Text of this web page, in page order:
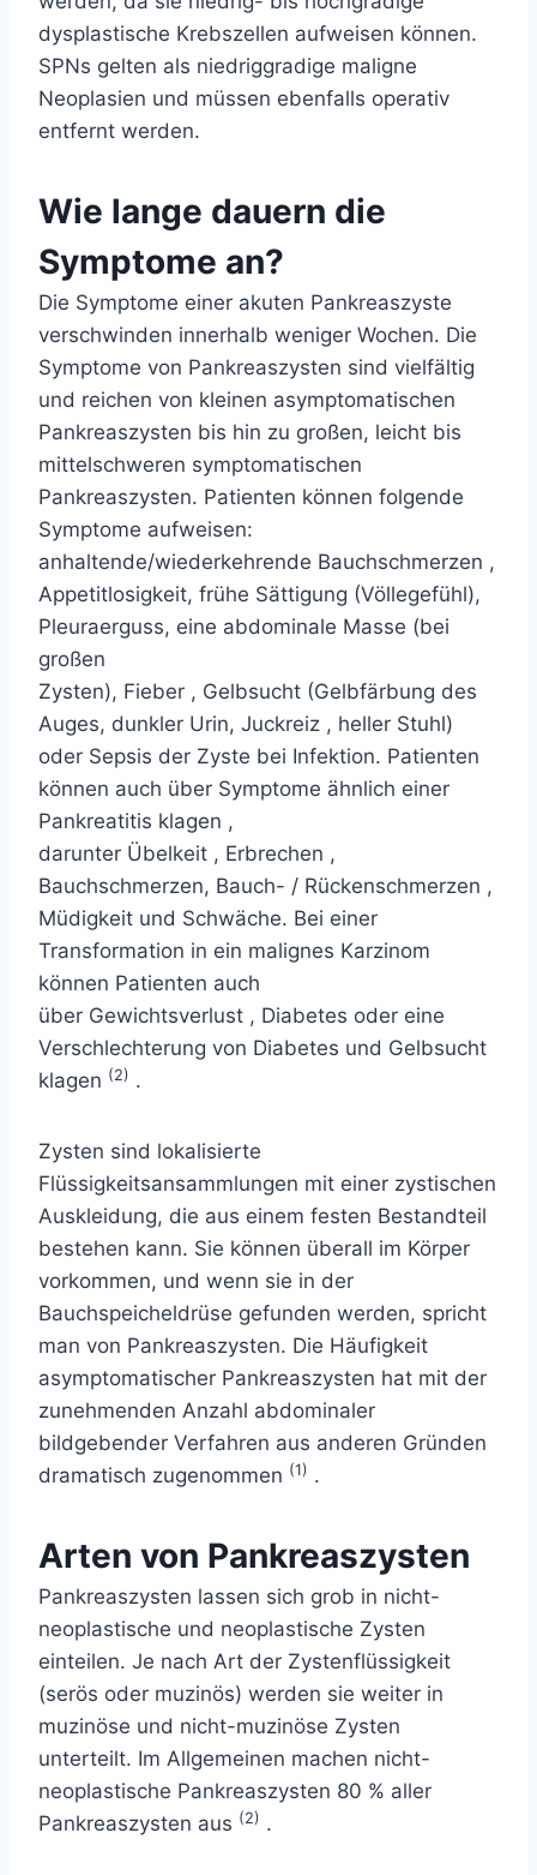
dysplastische Krebszellen aufweisen können.
SPNs gelten als niedriggradige maligne
Neoplasien und müssen ebenfalls operativ
entfernt werden.
Wie lange dauern die
Symptome an?
Die Symptome einer akuten Pankreaszyste
verschwinden innerhalb weniger Wochen. Die
Symptome von Pankreaszysten sind vielfältig
und reichen von kleinen asymptomatischen
Pankreaszysten bis hin zu großen, leicht bis
mittelschweren symptomatischen
Pankreaszysten. Patienten können folgende
Symptome aufweisen:
anhaltende/wiederkehrende Bauchschmerzen ,
Appetitlosigkeit, frühe Sättigung (Völlegefühl),
Pleuraerguss, eine abdominale Masse (bei
großen
Zysten), Fieber , Gelbsucht (Gelbfärbung des
Auges, dunkler Urin, Juckreiz , heller Stuhl)
oder Sepsis der Zyste bei Infektion. Patienten
können auch über Symptome ähnlich einer
Pankreatitis klagen ,
darunter Übelkeit , Erbrechen ,
Bauchschmerzen, Bauch- / Rückenschmerzen ,
Müdigkeit und Schwäche. Bei einer
Transformation in ein malignes Karzinom
können Patienten auch
über Gewichtsverlust , Diabetes oder eine
Verschlechterung von Diabetes und Gelbsucht
klagen (2) .
Zysten sind lokalisierte
Flüssigkeitsansammlungen mit einer zystischen
Auskleidung, die aus einem festen Bestandteil
bestehen kann. Sie können überall im Körper
vorkommen, und wenn sie in der
Bauchspeicheldrüse gefunden werden, spricht
man von Pankreaszysten. Die Häufigkeit
asymptomatischer Pankreaszysten hat mit der
zunehmenden Anzahl abdominaler
bildgebender Verfahren aus anderen Gründen
dramatisch zugenommen (1) .
Arten von Pankreaszysten
Pankreaszysten lassen sich grob in nicht-
neoplastische und neoplastische Zysten
einteilen. Je nach Art der Zystenflüssigkeit
(serös oder muzinös) werden sie weiter in
muzinöse und nicht-muzinöse Zysten
unterteilt. Im Allgemeinen machen nicht-
neoplastische Pankreaszysten 80 % aller
Pankreaszysten aus (2) .